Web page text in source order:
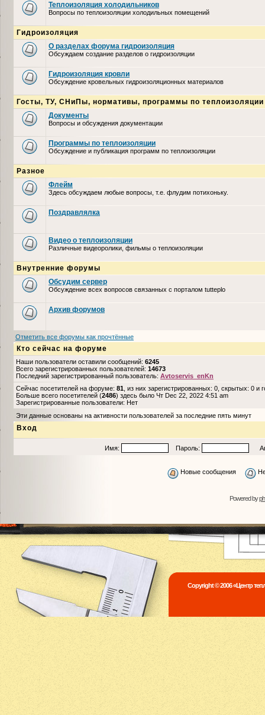
Теплоизоляция холодильников
Вопросы по теплоизоляции холодильных помещений
Гидроизоляция
О разделах форума гидроизоляция
Обсуждаем создание разделов о гидроизоляции
Гидроизоляция кровли
Обсуждение кровельных гидроизоляционных материалов
Госты, ТУ, СНиПы, нормативы, программы по теплоизоляции
Документы
Вопросы и обсуждения документации
Программы по теплоизоляции
Обсуждение и публикация программ по теплоизоляции
Разное
Флейм
Здесь обсуждаем любые вопросы, т.е. флудим потихоньку.
Поздравлялка
Видео о теплоизоляции
Различные видеоролики, фильмы о теплоизоляции
Внутренние форумы
Обсудим сервер
Обсуждение всех вопросов связанных с порталом tutteplo
Архив форумов
Отметить все форумы как прочтённые
Кто сейчас на форуме
Наши пользователи оставили сообщений: 6245
Всего зарегистрированных пользователей: 14673
Последний зарегистрированный пользователь: Avtoservis_enKn
Сейчас посетителей на форуме: 81 , из них зарегистрированных: 0, скрытых: 0
Больше всего посетителей (2486) здесь было Чт Dec 22, 2022 4:51 am
Зарегистрированные пользователи: Нет
Эти данные основаны на активности пользователей за последние пять минут
Вход
Имя: Пароль:
Новые сообщения
Powered by
Copyright © 2006 «Центр